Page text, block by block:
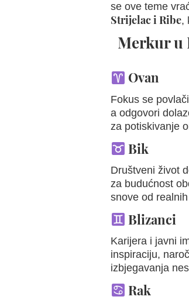
se ove teme
Strijelac i Ribe,
Merkur u
Ovan
Fokus se
a odgovori
za potiskivanje
Bik
Društveni život
za budućnost
snove od
Blizanci
Karijera i javni
inspiraciju,
izbjegavanja
Rak